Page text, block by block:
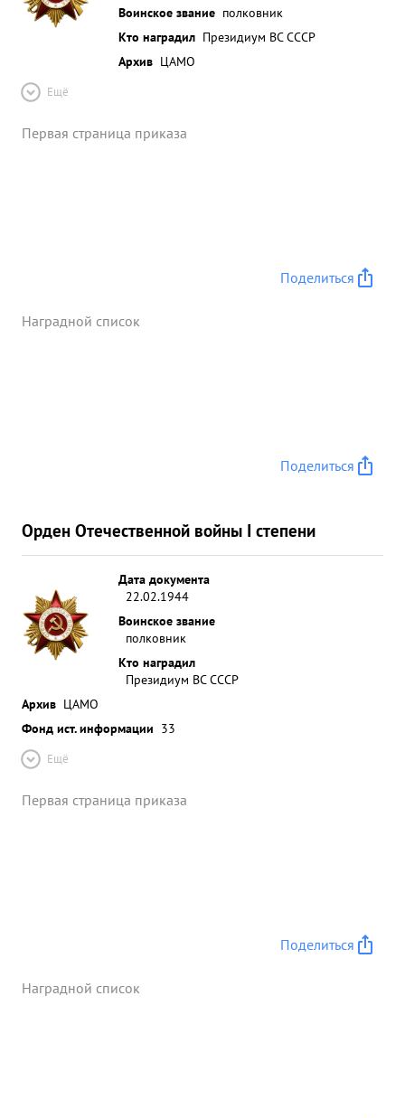
Воинское звание полковник
Кто наградил Президиум ВС СССР
Архив ЦАМО
Ещё
Первая страница приказа
Поделиться
Наградной список
Поделиться
Орден Отечественной войны I степени
Дата документа
22.02.1944
Воинское звание
полковник
Кто наградил
Президиум ВС СССР
Архив ЦАМО
Фонд ист. информации 33
Ещё
Первая страница приказа
Поделиться
Наградной список